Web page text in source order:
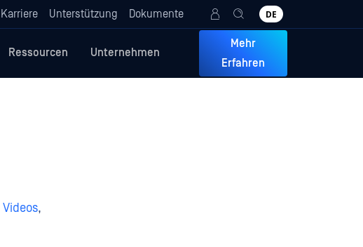
Karriere Unterstützung Dokumente DE
Ressourcen Unternehmen
Mehr
Erfahren
Videos,